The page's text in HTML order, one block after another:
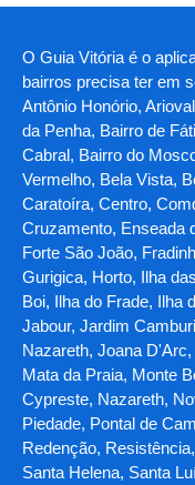
O Guia Vitória é o
bairros precisa ter em
Antônio Honório,
da Penha, Bairro de
Cabral, Bairro do
Vermelho, Bela Vista,
Caratoíra, Centro,
Cruzamento, Enseada
Forte São João,
Gurigica, Horto, Ilha
Boi, Ilha do Frade, Ilha
Jabour, Jardim
Nazareth, Joana
Mata da Praia, Monte
Cypreste, Nazareth,
Piedade, Pontal de
Redenção,
Santa Helena, Santa